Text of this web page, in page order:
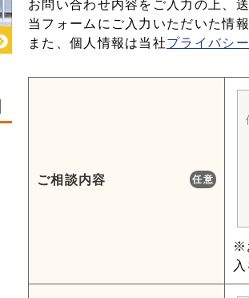
お問い合わせ内容をご入力の上、
当フォームにご入力いただいた情
また、個人情報は当社プライバシ
ご相談内容 任意
※